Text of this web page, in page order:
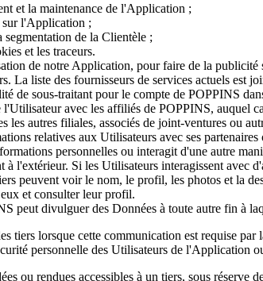
et la maintenance de l'Application ;
sur l'Application ;
segmentation de la Clientèle ;
et les traceurs.
de notre Application, pour faire de la
La liste des fournisseurs de services actuels est
de sous-traitant pour le compte de POPPINS
avec les affiliés de POPPINS, auquel
les autres filiales, associés de joint-ventures ou
relatives aux Utilisateurs avec ses
personnelles ou interagit d'une autre
l'extérieur. Si les Utilisateurs interagissent
peuvent voir le nom, le profil, les photos et la
et consulter leur profil.
peut divulguer des Données à toute autre fin à
tiers lorsque cette communication est requise
personnelle des Utilisateurs de l'Application
ou rendues accessibles à un tiers, sous